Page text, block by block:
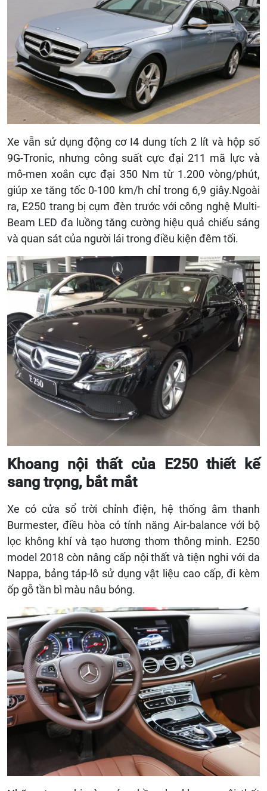
Xe vẫn sử dụng động cơ I4 dung tích 2 lít và hộp số
9G-Tronic, nhưng công suất cực đại 211 mã lực và
mô-men xoắn cực đại 350 Nm từ 1.200 vòng/phút,
giúp xe tăng tốc 0-100 km/h chỉ trong 6,9 giây.Ngoài
ra, E250 trang bị cụm đèn trước với công nghệ Multi-
Beam LED đa luồng tăng cường hiệu quả chiếu sáng
và quan sát của người lái trong điều kiện đêm tối.
Khoang nội thất của E250 thiết kế
sang trọng, bắt mắt
Xe có cửa sổ trời chỉnh điện, hệ thống âm thanh
Burmester, điều hòa có tính năng Air-balance với bộ
lọc không khí và tạo hương thơm thông minh. E250
model 2018 còn nâng cấp nội thất và tiện nghi với da
Nappa, bảng táp-lô sử dụng vật liệu cao cấp, đi kèm
ốp gỗ tần bì màu nâu bóng.